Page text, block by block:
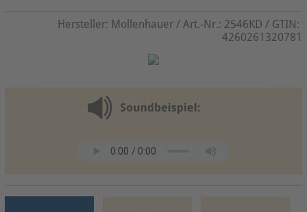
Hersteller: Mollenhauer / Art.-Nr.: 2546KD / GTIN:
4260261320781